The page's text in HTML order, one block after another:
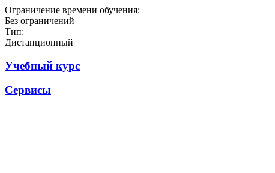
Ограничение времени обучения:
Без ограничений
Тип:
Дистанционный
Учебный курс
Сервисы